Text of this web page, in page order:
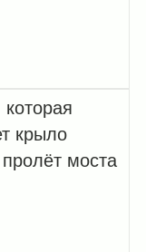
крыло
моста